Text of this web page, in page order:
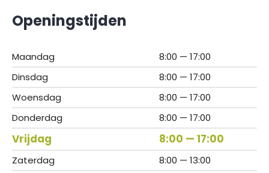
Openingstijden
Maandag
8:00 — 17:00
Dinsdag
8:00 — 17:00
Woensdag
8:00 — 17:00
Donderdag
8:00 — 17:00
Vrijdag 8:00 — 17:00
Zaterdag
8:00 — 13:00